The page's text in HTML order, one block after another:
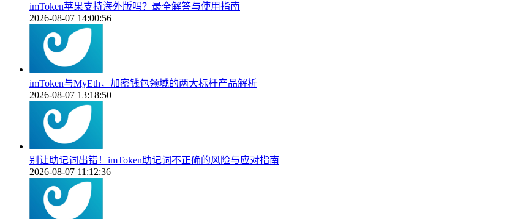
imToken苹果支持海外版吗？最全解答与使用指南
2026-08-07 14:00:56
imToken与MyEth，加密钱包领域的两大标杆产品解析
2026-08-07 13:18:50
别让助记词出错！imToken助记词不正确的风险与应对指南
2026-08-07 11:12:36